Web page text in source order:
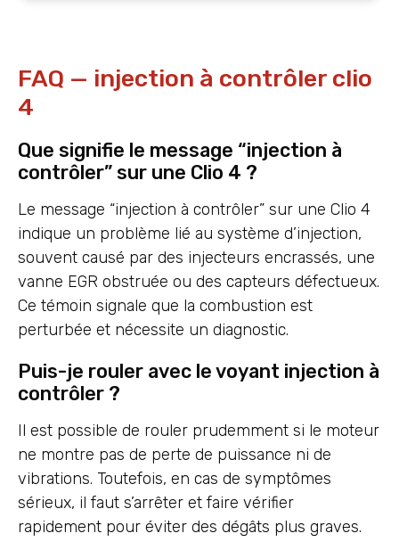
FAQ — injection à contrôler clio
4
Que signifie le message “injection à
contrôler” sur une Clio 4 ?
Le message “injection à contrôler” sur une Clio 4
indique un problème lié au système d’injection,
souvent causé par des injecteurs encrassés, une
vanne EGR obstruée ou des capteurs défectueux.
Ce témoin signale que la combustion est
perturbée et nécessite un diagnostic.
Puis-je rouler avec le voyant injection à
contrôler ?
Il est possible de rouler prudemment si le moteur
ne montre pas de perte de puissance ni de
vibrations. Toutefois, en cas de symptômes
sérieux, il faut s’arrêter et faire vérifier
rapidement pour éviter des dégâts plus graves.